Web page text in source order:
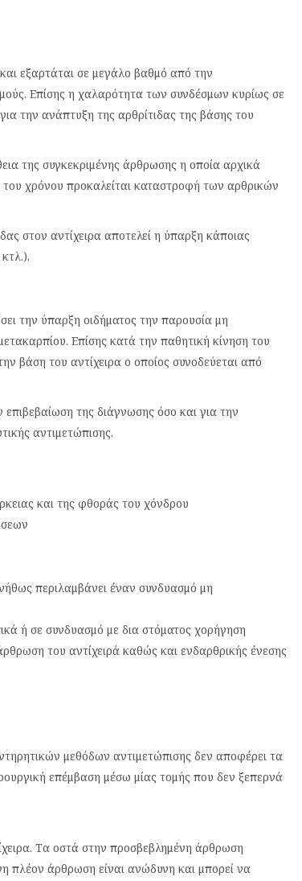
εξαρτάται σε μεγάλο βαθμό από την
Επίσης η χαλαρότητα των συνδέσμων κυρίως σε
την ανάπτυξη της αρθρίτιδας της βάσης του
της συγκεκριμένης άρθρωσης η οποία αρχικά
χρόνου προκαλείται καταστροφή των αρθρικών
στον αντίχειρα αποτελεί η ύπαρξη κάποιας
την ύπαρξη οιδήματος την παρουσία μη
Επίσης κατά την παθητική κίνηση του
βάση του αντίχειρα ο οποίος συνοδεύεται από
επιβεβαίωση της διάγνωσης όσο και για την
αντιμετώπισης.
και της φθοράς του χόνδρου
περιλαμβάνει έναν συνδυασμό μη
ή σε συνδυασμό με δια στόματος χορήγηση
του αντίχειρά καθώς και ενδαρθρικής ένεσης
μεθόδων αντιμετώπισης δεν αποφέρει τα
επέμβαση μέσω μίας τομής που δεν ξεπερνά
Τα οστά στην προσβεβλημένη άρθρωση
πλέον άρθρωση είναι ανώδυνη και μπορεί να